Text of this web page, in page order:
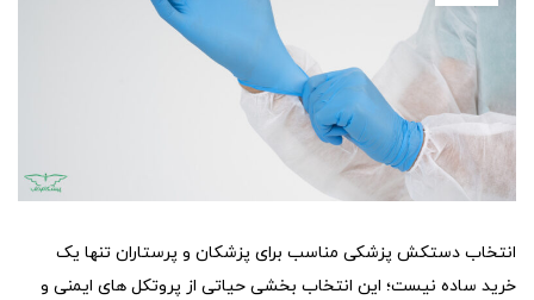
انتخاب دستکش پزشکی مناسب برای پزشکان و پرستاران تنها یک
خرید ساده نیست؛ این انتخاب بخشی حیاتی از پروتکل های ایمنی و